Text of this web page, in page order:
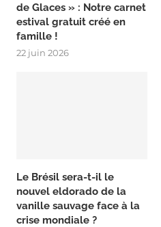
de Glaces » : Notre carnet
estival gratuit créé en
famille !
22 juin 2026
Le Brésil sera-t-il le
nouvel eldorado de la
vanille sauvage face à la
crise mondiale ?